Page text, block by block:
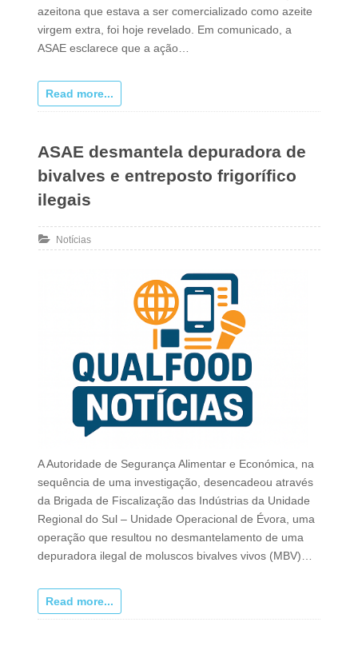
azeitona que estava a ser comercializado como azeite
virgem extra, foi hoje revelado. Em comunicado, a
ASAE esclarece que a ação…
Read more...
ASAE desmantela depuradora de
bivalves e entreposto frigorífico
ilegais
Notícias
A Autoridade de Segurança Alimentar e Económica, na
sequência de uma investigação, desencadeou através
da Brigada de Fiscalização das Indústrias da Unidade
Regional do Sul – Unidade Operacional de Évora, uma
operação que resultou no desmantelamento de uma
depuradora ilegal de moluscos bivalves vivos (MBV)…
Read more...